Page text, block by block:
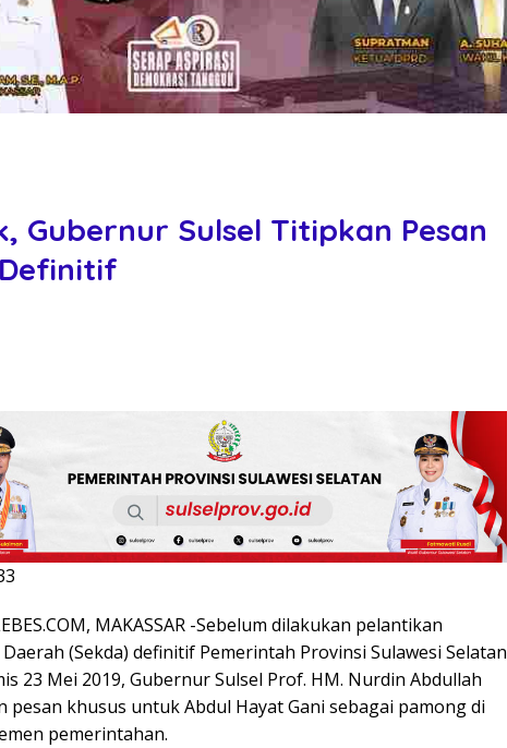
Gubernur Sulsel Titipkan Pesan
MAKASSAR -Sebelum dilakukan pelantikan
(Sekda) definitif Pemerintah Provinsi Sulawesi Selatan
23 Mei 2019, Gubernur Sulsel Prof. HM. Nurdin Abdullah
pesan khusus untuk Abdul Hayat Gani sebagai pamong di
pemerintahan.